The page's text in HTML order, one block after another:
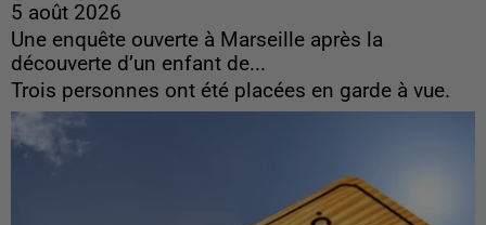
5 août 2026
Une enquête ouverte à Marseille après la
découverte d’un enfant de...
Trois personnes ont été placées en garde à vue.